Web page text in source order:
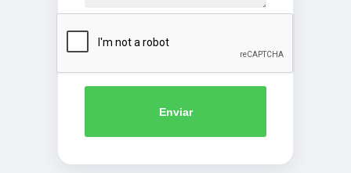
Enviar